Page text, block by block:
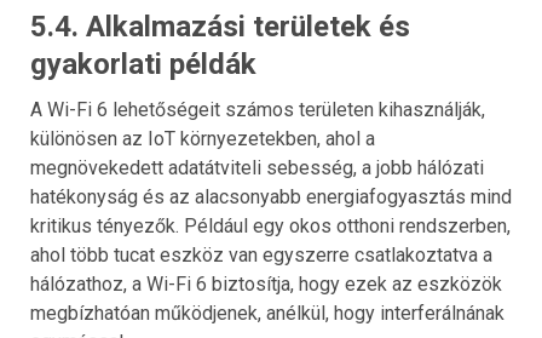
5.4. Alkalmazási területek és
gyakorlati példák
A Wi-Fi 6 lehetőségeit számos területen kihasználják,
különösen az IoT környezetekben, ahol a
megnövekedett adatátviteli sebesség, a jobb hálózati
hatékonyság és az alacsonyabb energiafogyasztás mind
kritikus tényezők. Például egy okos otthoni rendszerben,
ahol több tucat eszköz van egyszerre csatlakoztatva a
hálózathoz, a Wi-Fi 6 biztosítja, hogy ezek az eszközök
megbízhatóan működjenek, anélkül, hogy interferálnának